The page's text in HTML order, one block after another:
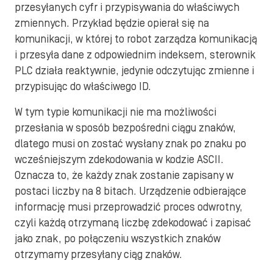
przesyłanych cyfr i przypisywania do właściwych
zmiennych. Przykład będzie opierał się na
komunikacji, w której to robot zarządza komunikacją
i przesyła dane z odpowiednim indeksem, sterownik
PLC działa reaktywnie, jedynie odczytując zmienne i
przypisując do właściwego ID.
W tym typie komunikacji nie ma możliwości
przesłania w sposób bezpośredni ciągu znaków,
dlatego musi on zostać wysłany znak po znaku po
wcześniejszym zdekodowania w kodzie ASCII.
Oznacza to, że każdy znak zostanie zapisany w
postaci liczby na 8 bitach. Urządzenie odbierające
informację musi przeprowadzić proces odwrotny,
czyli każdą otrzymaną liczbę zdekodować i zapisać
jako znak, po połączeniu wszystkich znaków
otrzymamy przesyłany ciąg znaków.